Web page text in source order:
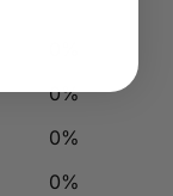
0%
0%
0%